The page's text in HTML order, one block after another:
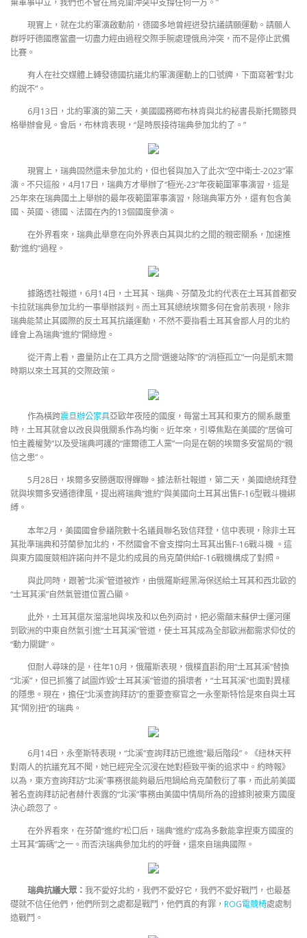
現實上，就在北約軍演啟動前，德國多地曾經迸發抗議請願運動。請願人
群呼吁德國應當盡一切盡力經由過程交際手腕處理俄烏沖突，而不是停止武備
比賽。
有人在社交媒體上轉發德國抗議北約軍演運動上的口號牌，下面寫著“對北
約說不”。
6月13日，北約軍演的第二天，美國國務卿布林肯與北約秘書長斯托爾滕貝
格舉辦會見。會后，布林肯表現，“是時辰接待瑞典參加北約了。”
現實上，瑞典固然還未參加北約，但也餐與加入了此次“空中衛士-2023”軍
演。不只這般，4月17日，瑞典方才舉辦了“極光-23”年夜範圍軍事演習，這是
25年來在瑞典國土上舉辦的最年夜範圍軍事演習，除瑞典軍方外，還有包含美
國、英國、德國、法國在內的13個國度參演。
在外界看來，瑞典此舉意在向外界表白其與北約之間的親密關系，加速推
動“進約”過程。
據路透社報道，6月14日，土耳其、瑞典、芬蘭及北約代表在土耳其首都安
卡拉就瑞典參加北約一事舉辦談判。而土耳其總統埃爾多何在會前表現，除非
瑞典能禁止其國際的反土耳其抗議運動，不然不要指看土耳其會鄙人月的北約
峰會上為瑞典“進約”開綠燈。
從汗青上看，盡量防止在工具方之間“選邊站隊”的“消極孤立”一向是凱末爾
時期以來土耳其的交際政策。
作為橫跨震旦辦公家具亞歐年夜陸的國度，每當土耳其和東方的關系嚴重
時，土耳其就會以改良與俄關系作為均衡。近年來，引導焦點在美國的“居倫可
怕主義權勢”以及受瑞典呵護的“庫爾德工人黨”一向是在朝的埃爾多安當局的“親
信之患”。
5月28日，埃爾多安勝選取得蟬聯。據法新社報道，第二天，美國總統拜登
就與埃爾多安通德律風，提出將瑞典“進約”與美國向土耳其出售F-16型戰斗機綁
縛。
本年2月，美國國會參議院數十名議員聯名致信拜登，信中表現，除非土耳
其批準瑞典和芬蘭參加北約，不然國會不會支撐向土耳其出售F-16戰斗機 。這
與東方國度競相許諾向并不是北約成員的烏克蘭供給F-16戰機構成了對照。
與此同時，跟著“北溪”管道被炸，由俄羅斯經黑海保送給土耳其和西北歐的
“土耳其溪”自然氣管道位置凸顯。
此外，土耳其還灰溜溜地與埃及和以色列商討，把必需顛末蘇伊士運河運
到歐洲的中東自然氣引進“土耳其溪”管道，使土耳其成為全部歐洲都需求仰仗的
“動力關鍵”。
但耐人尋味的是，往年10月，俄羅斯表現，俄樸直斟酌用“土耳其溪”替換
“北溪”，但已抓獲了試圖炸毀“土耳其溪”管道的損壞者，“土耳其溪”也面對異樣
的隱患。現在，擔任“北溪查詢拜訪”的重要查察官之一永奎斯特恰是來自與土耳
其“鬧別扭”的瑞典。
6月14日，永奎斯特表現，“北溪”查詢拜訪已進進“最后階段”。《紐林天秤
對兩人的抗議充耳不聞，她已經完全沉浸在她對極致平衡的追求中。約時報》
以為，東方查詢拜訪“北溪”事務很能夠最后甩鍋給烏克蘭敷衍了事，而此前美國
著名查詢拜訪記者赫什表露的“北溪”事務由美國中情局所為的證據則被東方國度
決心疏忽了。
在外界看來，在芬蘭“進約”松口后，瑞典“進約”成為多數能拿捏東方國度的
土耳其“籌碼”之一。而否決瑞典參加北約的呼聲，還來自瑞典國際。
瑞典抗議大眾： 我不愛好北約，我們不愛好它，我們不愛好戰鬥，也最基
礎就不信任他們，他們所到之處都是戰鬥，他們真的有罪， ROG電競椅處處制
造戰鬥。